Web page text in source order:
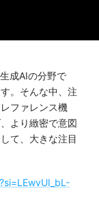
成AIの分野で
。そんな中、注
ファレンス機
より緻密で意図
て、大きな注目